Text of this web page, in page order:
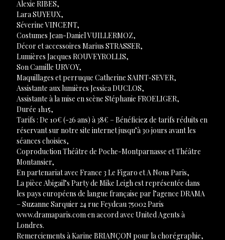
Alexie RIBES,
Lara SUYEUX,
Séverine VINCENT,
Costumes Jean-Daniel VUILLERMOZ,
Décor et accessoires Marius STRASSER,
Lumières Jacques ROUVEYROLLIS,
Son Camille URVOY,
Maquillages et perruque Catherine SAINT-SEVER,
Assistante aux lumières Jessica DUCLOS,
Assistante à la mise en scène Stéphanie FROELIGER,
Durée 1h15,
Tarifs : De 10€ (-26 ans) à 38€ – Bénéficiez de tarifs réduits en
réservant sur notre site internet jusqu’à 30 jours avant les
séances choisies,
Coproduction Théâtre de Poche-Montparnasse et Théâtre
Montansier,
En partenariat avec France 3 Le Figaro et A Nous Paris,
La pièce Abigail’s Party de Mike Leigh est représentée dans
les pays européens de langue française par l’agence DRAMA
– Suzanne Sarquier 24 rue Feydeau 75002 Paris
www.dramaparis.com en accord avec United Agents à
Londres.
Remerciements à Karine BRIANÇON pour la chorégraphie,